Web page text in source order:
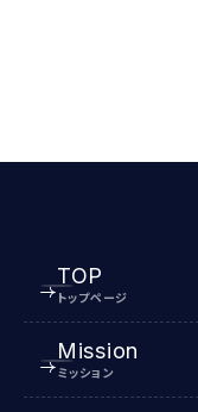
TOP
トップページ
Mission
ミッション